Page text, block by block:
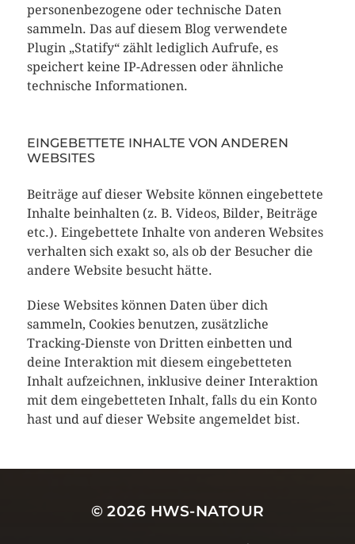
personenbezogene oder technische Daten
sammeln. Das auf diesem Blog verwendete
Plugin „Statify“ zählt lediglich Aufrufe, es
speichert keine IP-Adressen oder ähnliche
technische Informationen.
EINGEBETTETE INHALTE VON ANDEREN
WEBSITES
Beiträge auf dieser Website können eingebettete
Inhalte beinhalten (z. B. Videos, Bilder, Beiträge
etc.). Eingebettete Inhalte von anderen Websites
verhalten sich exakt so, als ob der Besucher die
andere Website besucht hätte.
Diese Websites können Daten über dich
sammeln, Cookies benutzen, zusätzliche
Tracking-Dienste von Dritten einbetten und
deine Interaktion mit diesem eingebetteten
Inhalt aufzeichnen, inklusive deiner Interaktion
mit dem eingebetteten Inhalt, falls du ein Konto
hast und auf dieser Website angemeldet bist.
© 2026 HWS-NATOUR